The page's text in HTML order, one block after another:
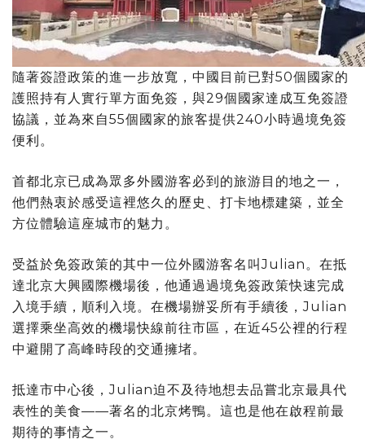
隨著簽證政策的進一步放寬，中國目前已對50個國家的
護照持有人實行單方面免簽，與29個國家達成互免簽證
協議，並為來自55個國家的旅客提供240小時過境免簽
便利。
首都北京已成為眾多外國游客必到的旅游目的地之一，
他們熱衷於感受這裡悠久的歷史、打卡地標建築，並全
方位體驗這座城市的魅力。
受益於免簽政策的其中一位外國游客名叫Julian。在抵
達北京大興國際機場後，他通過過境免簽政策快速完成
入境手續，順利入境。在機場辦妥所有手續後，Julian
選擇乘坐高效的機場快線前往市區，在近45公裡的行程
中避開了高峰時段的交通擁堵。
抵達市中心後，Julian迫不及待地想去品嘗北京最具代
表性的美食——著名的北京烤鴨。這也是他在啟程前最
期待的事情之一。